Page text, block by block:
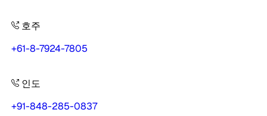
호주
+61-8-7924-7805
인도
+91-848-285-0837